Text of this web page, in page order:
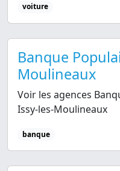
voiture
Banque
Moulineaux
Voir les agences
Issy-les-Moulineaux
banque